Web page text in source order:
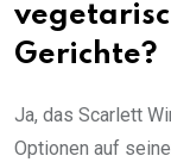
Gerichte?
Ja, das Scarlett
Optionen auf